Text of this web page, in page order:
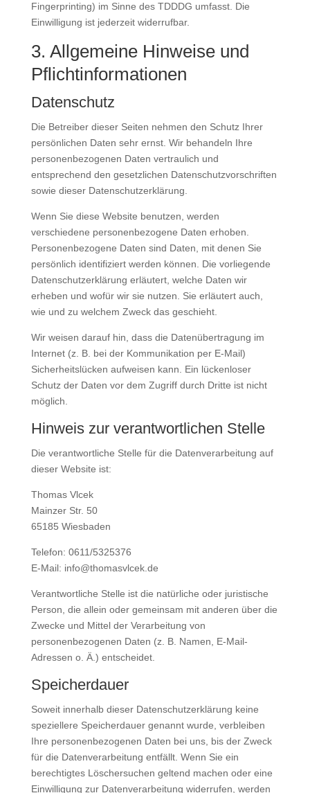
Fingerprinting) im Sinne des TDDDG umfasst. Die
Einwilligung ist jederzeit widerrufbar.
3. Allgemeine Hinweise und
Pflicht­informationen
Datenschutz
Die Betreiber dieser Seiten nehmen den Schutz Ihrer
persönlichen Daten sehr ernst. Wir behandeln Ihre
personenbezogenen Daten vertraulich und
entsprechend den gesetzlichen Datenschutzvorschriften
sowie dieser Datenschutzerklärung.
Wenn Sie diese Website benutzen, werden
verschiedene personenbezogene Daten erhoben.
Personenbezogene Daten sind Daten, mit denen Sie
persönlich identifiziert werden können. Die vorliegende
Datenschutzerklärung erläutert, welche Daten wir
erheben und wofür wir sie nutzen. Sie erläutert auch,
wie und zu welchem Zweck das geschieht.
Wir weisen darauf hin, dass die Datenübertragung im
Internet (z. B. bei der Kommunikation per E-Mail)
Sicherheitslücken aufweisen kann. Ein lückenloser
Schutz der Daten vor dem Zugriff durch Dritte ist nicht
möglich.
Hinweis zur verantwortlichen Stelle
Die verantwortliche Stelle für die Datenverarbeitung auf
dieser Website ist:
Thomas Vlcek
Mainzer Str. 50
65185 Wiesbaden
Telefon: 0611/5325376
E-Mail: info@thomasvlcek.de
Verantwortliche Stelle ist die natürliche oder juristische
Person, die allein oder gemeinsam mit anderen über die
Zwecke und Mittel der Verarbeitung von
personenbezogenen Daten (z. B. Namen, E-Mail-
Adressen o. Ä.) entscheidet.
Speicherdauer
Soweit innerhalb dieser Datenschutzerklärung keine
speziellere Speicherdauer genannt wurde, verbleiben
Ihre personenbezogenen Daten bei uns, bis der Zweck
für die Datenverarbeitung entfällt. Wenn Sie ein
berechtigtes Löschersuchen geltend machen oder eine
Einwilligung zur Datenverarbeitung widerrufen, werden